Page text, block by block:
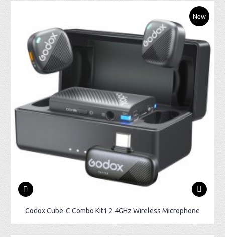
New
Godox Cube-C Combo Kit1 2.4GHz Wireless Microphone